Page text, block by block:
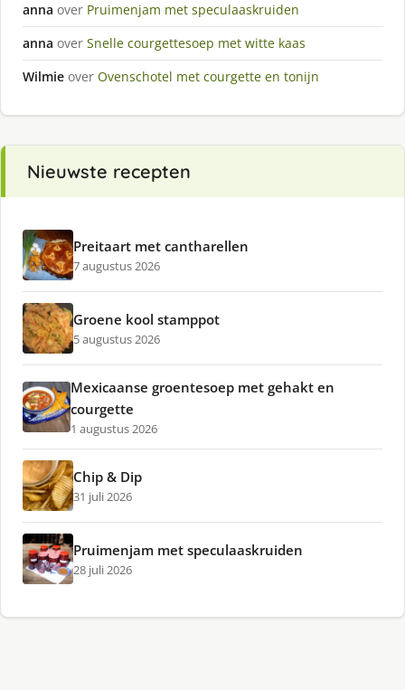
anna over Pruimenjam met speculaaskruiden
anna over Snelle courgettesoep met witte kaas
Wilmie over Ovenschotel met courgette en tonijn
Nieuwste recepten
Preitaart met cantharellen
7 augustus 2026
Groene kool stamppot
5 augustus 2026
Mexicaanse groentesoep met gehakt en
courgette
1 augustus 2026
Chip & Dip
31 juli 2026
Pruimenjam met speculaaskruiden
28 juli 2026